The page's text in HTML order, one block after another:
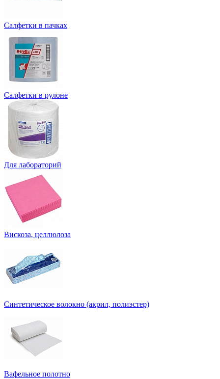
Салфетки в пачках
Салфетки в рулоне
Для лабораторий
Вискоза, целлюлоза
Синтетическое волокно (акрил, полиэстер)
Вафельное полотно